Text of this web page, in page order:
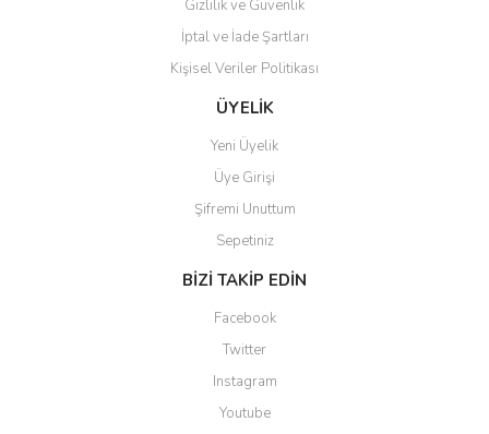
Gönder
Gizlilik ve Güvenlik
İptal ve İade Şartları
Kişisel Veriler Politikası
ÜYELİK
Yeni Üyelik
Üye Girişi
Şifremi Unuttum
Sepetiniz
BİZİ TAKİP EDİN
Facebook
Twitter
Instagram
Youtube